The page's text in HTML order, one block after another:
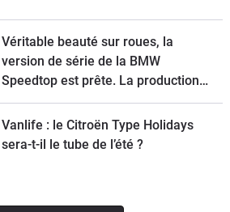
Véritable beauté sur roues, la
version de série de la BMW
Speedtop est prête. La production
de ce break de chasse sera limitée à
70 exemplaires.
Vanlife : le Citroën Type Holidays
sera-t-il le tube de l’été ?